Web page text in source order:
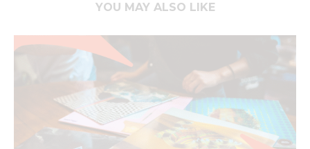
YOU MAY ALSO LIKE